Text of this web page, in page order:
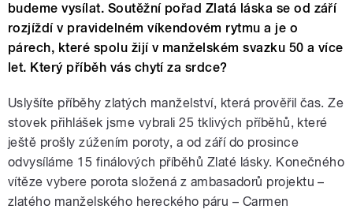
budeme vysílat. Soutěžní pořad Zlatá láska se od září
rozjíždí v pravidelném víkendovém rytmu a je o
párech, které spolu žijí v manželském svazku 50 a více
let. Který příběh vás chytí za srdce?
Uslyšíte příběhy zlatých manželství, která prověřil čas. Ze
stovek přihlášek jsme vybrali 25 tklivých příběhů, které
ještě prošly zúžením poroty, a od září do prosince
odvysíláme 15 finálových příběhů Zlaté lásky. Konečného
vítěze vybere porota složená z ambasadorů projektu –
zlatého manželského hereckého páru – Carmen